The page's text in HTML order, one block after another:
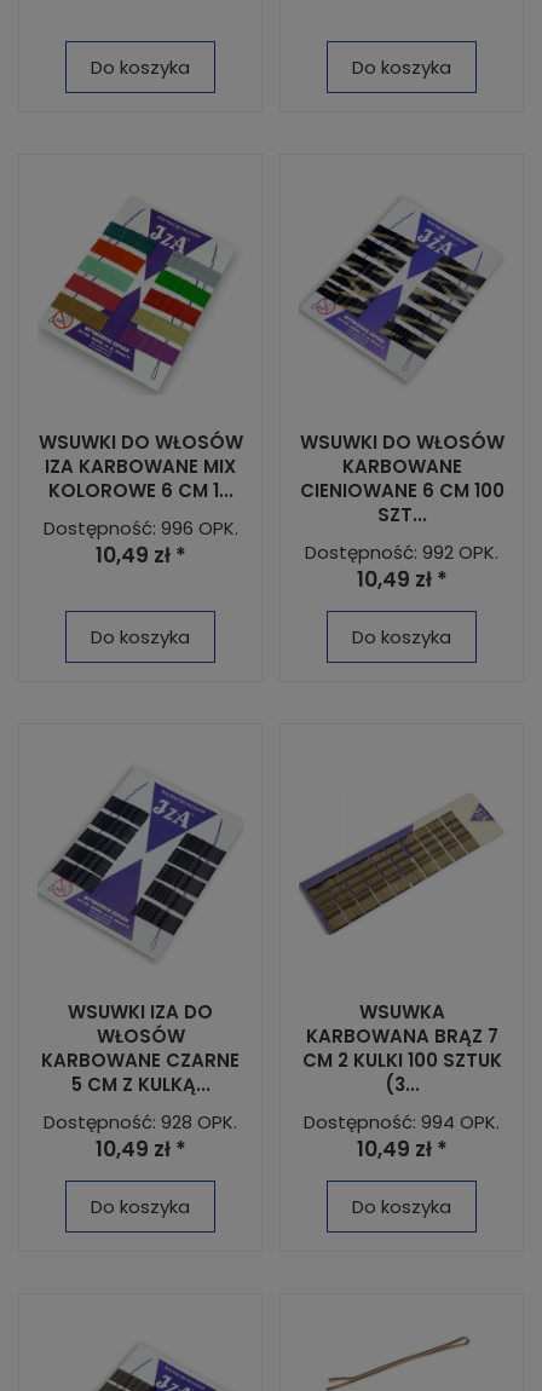
Do koszyka Do koszyka
WSUWKI DO WŁOSÓW
IZA KARBOWANE MIX
KOLOROWE 6 CM 1...
Dostępność: 996 OPK.
10,49 zł *
Do koszyka
WSUWKI DO WŁOSÓW
KARBOWANE
CIENIOWANE 6 CM 100
SZT...
Dostępność: 992 OPK.
10,49 zł *
Do koszyka
WSUWKI IZA DO
WŁOSÓW
KARBOWANE CZARNE
5 CM Z KULKĄ...
Dostępność: 928 OPK.
10,49 zł *
Do koszyka
WSUWKA
KARBOWANA BRĄZ 7
CM 2 KULKI 100 SZTUK
(3...
Dostępność: 994 OPK.
10,49 zł *
Do koszyka